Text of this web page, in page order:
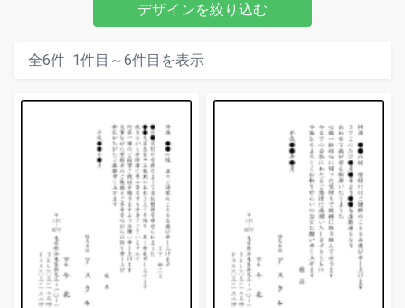
デザインを絞り込む
全6件 1件目～6件目を表示